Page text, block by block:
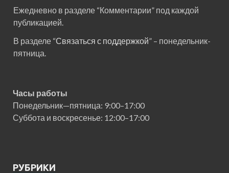
Ежедневно в разделе “Комментарии” под каждой
публикацией.
В разделе “Связаться с поддержкой” – понедельник-
пятница.
Часы работы
Понедельник—пятница: 9:00–17:00
Суббота и воскресенье: 12:00–17:00
РУБРИКИ